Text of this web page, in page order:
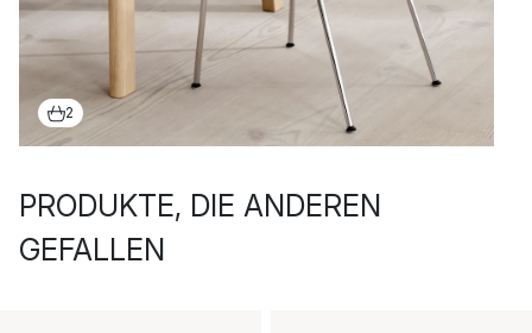
2
PRODUKTE, DIE ANDEREN
GEFALLEN